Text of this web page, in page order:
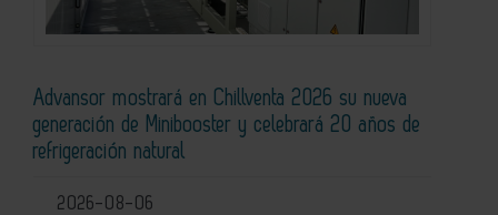
Advansor mostrará en Chillventa 2026 su nueva
generación de Minibooster y celebrará 20 años de
refrigeración natural
2026-08-06